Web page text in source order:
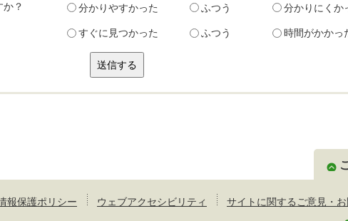
？ 分かりやすかった ふつう 分かりにくか
すぐに見つかった ふつう 時間がかかっ
報保護ポリシー ウェブアクセシビリティ サイトに関するご意見・